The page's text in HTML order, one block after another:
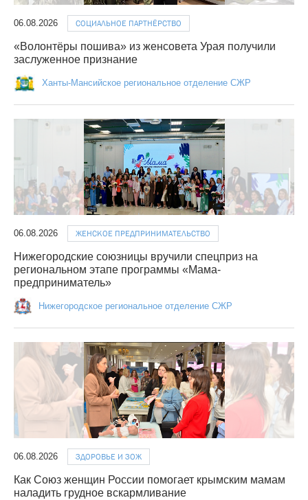
06.08.2026 СОЦИАЛЬНОЕ ПАРТНЁРСТВО
«Волонтёры пошива» из женсовета Урая получили
заслуженное признание
Ханты-Мансийское региональное отделение СЖР
06.08.2026 ЖЕНСКОЕ ПРЕДПРИНИМАТЕЛЬСТВО
Нижегородские союзницы вручили спецприз на
региональном этапе программы «Мама-
предприниматель»
Нижегородское региональное отделение СЖР
06.08.2026 ЗДОРОВЬЕ И ЗОЖ
Как Союз женщин России помогает крымским мамам
наладить грудное вскармливание